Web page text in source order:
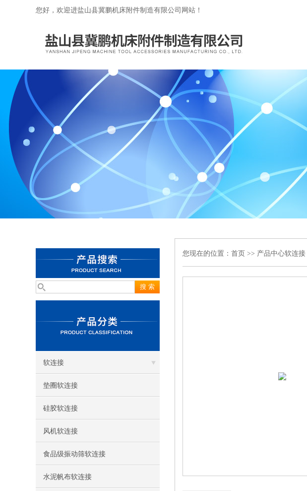
您好，欢迎进盐山县冀鹏机床附件制造有限公司网站！
软连接
垫圈软连接
硅胶软连接
风机软连接
食品级振动筛软连接
水泥帆布软连接
您现在的位置： 首页 >> 产品中心软连接